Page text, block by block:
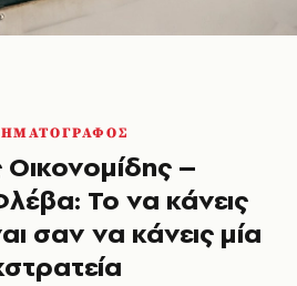
Οικονομίδης –
Το να κάνεις
σαν να κάνεις μία